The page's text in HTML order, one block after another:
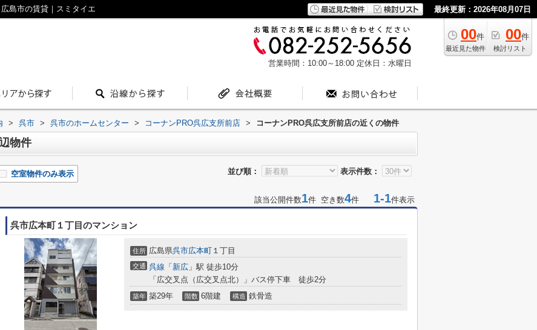
島市の賃貸｜スミタイエ 最終更新：2026年08月07日
00件
最近見た物件
00件
検討リスト
営業時間：10:00～18:00 定休日：水曜日
> 呉市 > 呉市のホームセンター > コーナンPRO呉広支所前店 > コーナンPRO呉広支所前店の近くの物件
物件
並び順： 表示件数：
空室物件のみ表示
該当公開件数1件 空き数4件 1-1件表示
呉市広本町１丁目のマンション
住所 広島県呉市広本町 １丁目
交通 呉線 「 新広 」駅 徒歩10分
「広交叉点（広交叉点北）」バス停下車 徒歩2分
築年 築29年 階数 6階建 構造 鉄骨造